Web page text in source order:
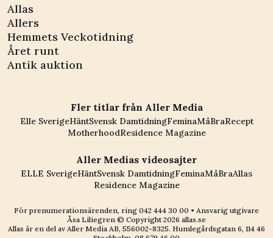
Allas
Allers
Hemmets Veckotidning
Året runt
Antik auktion
Fler titlar från Aller Media
Elle SverigeHäntSvensk DamtidningFeminaMåBraRecept
MotherhoodResidence Magazine
Aller Medias videosajter
ELLE SverigeHäntSvensk DamtidningFeminaMåBraAllas
Residence Magazine
För prenumerationsärenden, ring 042 444 30 00 • Ansvarig utgivare
Åsa Liliegren © Copyright2026 allas.se
Allas är en del av Aller Media AB, 556002-8325. Humlegårdsgatan 6, 114 46